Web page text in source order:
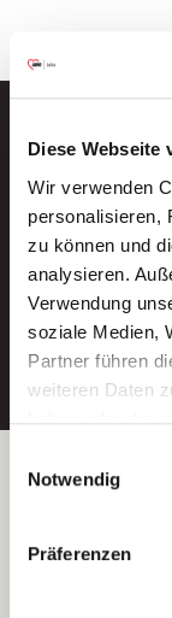
Diese Webseite
Wir verwenden
personalisieren,
zu können und
analysieren.
Verwendung
soziale Medien,
Partner führen
weiteren Daten
Wenn Sie auf
Sie der
Ihre
indem Sie die
Notwendig
Präferenzen
Ein
Betreiber der
Kantstraße 45a
(Ein